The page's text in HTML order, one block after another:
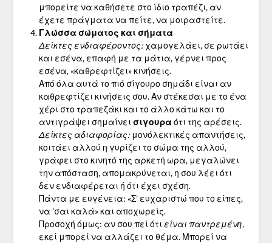
μπορείτε να καθήσετε στο ίδιο τραπέζι, αν
έχετε πράγματα να πείτε, να μοιραστείτε.
Γλώσσα σώματος και σήματα
Δείκτες ενδιαφέροντος: χαμογελάει, σε ρωτάει
και εσένα, επαφή με τα μάτια, γέρνει προς
εσένα, «καθρεφτίζει» κινήσεις.
Από όλα αυτά το πιό σίγουρο σημάδι είναι αν
καθρεφτίζει κινήσεις σου. Αν στέκεσαι με το ένα
χέρι στο τραπεζάκι και το άλλο κάτω και το
αντιγράψει σημαίνει σιγουρα ότι της αρέσεις.
Δείκτες αδιαφορίας:μονόλεκτικές απαντήσεις,
κοιτάει αλλού η γυρίζει το σώμα της αλλού,
γράφει στο κινητό της αρκετή ωρα, μεγαλώνει
την απόσταση, απομακρύνεται, η σου λέει ότι
δεν ενδιαφέρεται ή ότι έχει σχέση.
Πάντα με ευγένεια: «Σ’ ευχαριστώ που το είπες,
να ’σαι καλά» και αποχωρείς.
Προσοχή όμως: αν σου πεί ότι είναι παντρεμένη,
εκεί μπορεί να αλλάζει το θέμα. Μπορεί να